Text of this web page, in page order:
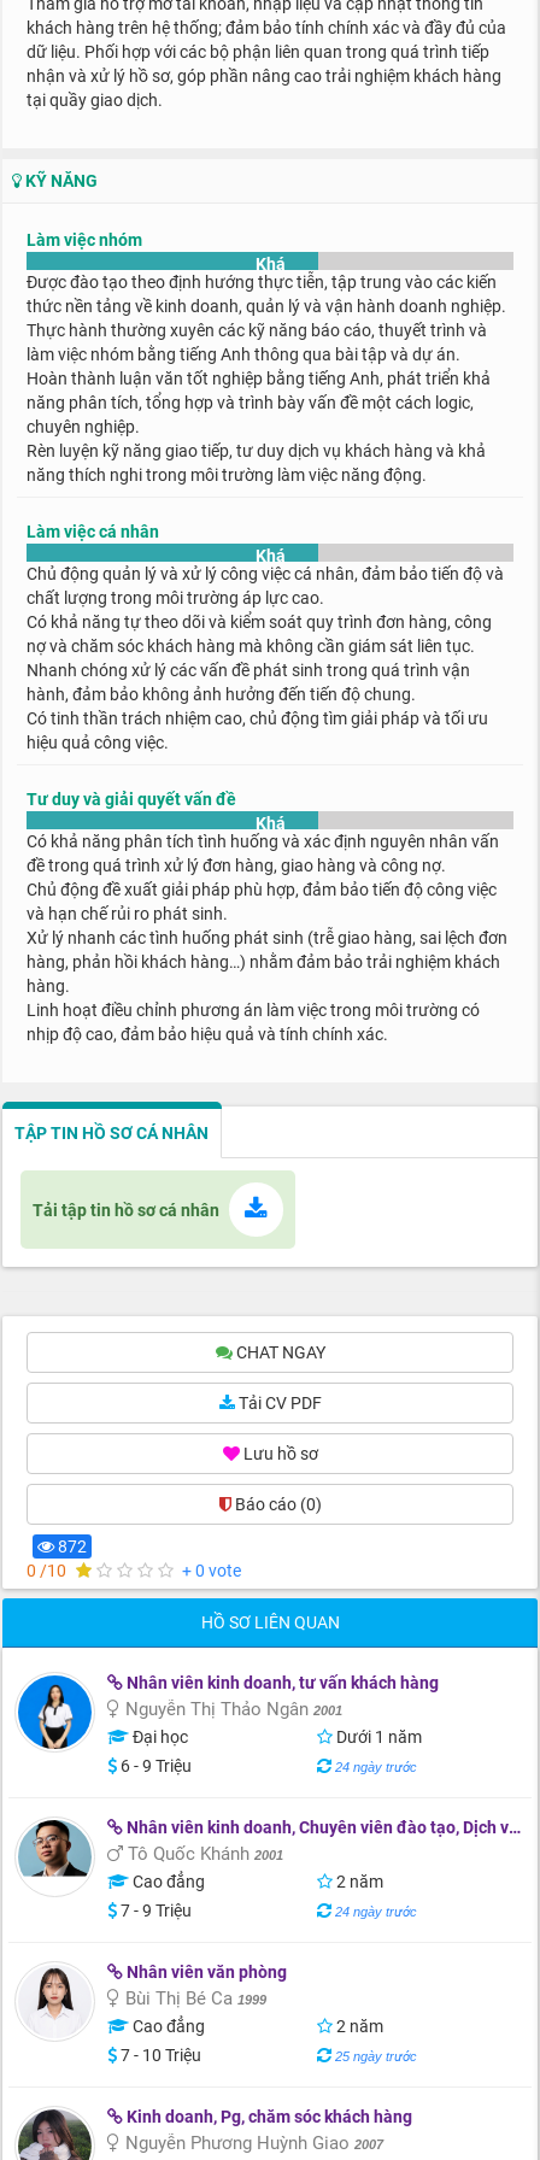
khách hàng trên hệthống; đảm bảo tính chính xác và đầy đủ của
dữ liệu. Phối hợp với các bộ phận liên quan trong quá trình tiếp
nhận và xử lý hồ sơ, góp phần nâng cao trải nghiệm khách hàng
tại quầy giao dịch.
KỸ NĂNG
Làm việc nhóm
Khá
Được đào tạo theo định hướng thực tiễn, tập trung vào các kiến
thức nền tảng về kinh doanh, quản lý và vận hành doanh nghiệp.
Thực hành thường xuyên các kỹ năng báo cáo, thuyết trình và
làm việc nhóm bằng tiếng Anh thông qua bài tập và dự án.
Hoàn thành luận văn tốt nghiệp bằng tiếng Anh, phát triển khả
năng phân tích, tổng hợp và trình bày vấn đề một cách logic,
chuyên nghiệp.
Rèn luyện kỹ năng giao tiếp, tư duy dịch vụ khách hàng và khả
năng thích nghi trong môi trường làm việc năng động.
Làm việc cá nhân
Khá
Chủ động quản lý và xử lý công việc cá nhân, đảm bảo tiến độ và
chất lượng trong môi trường áp lực cao.
Có khả năng tự theo dõi và kiểm soát quy trình đơn hàng, công
nợ và chăm sóc khách hàng mà không cần giám sát liên tục.
Nhanh chóng xử lý các vấn đề phát sinh trong quá trình vận
hành, đảm bảo không ảnh hưởng đến tiến độ chung.
Có tinh thần trách nhiệm cao, chủ động tìm giải pháp và tối ưu
hiệu quả công việc.
Tư duy và giải quyết vấn đề
Khá
Có khả năng phân tích tình huống và xác định nguyên nhân vấn
đề trong quá trình xử lý đơn hàng, giao hàng và công nợ.
Chủ động đề xuất giải pháp phù hợp, đảm bảo tiến độ công việc
và hạn chế rủi ro phát sinh.
Xử lý nhanh các tình huống phát sinh (trễ giao hàng, sai lệch đơn
hàng, phản hồi khách hàng…) nhằm đảm bảo trải nghiệm khách
hàng.
Linh hoạt điều chỉnh phương án làm việc trong môi trường có
nhịp độ cao, đảm bảo hiệu quả và tính chính xác.
TẬP TIN HỒ SƠ CÁ NHÂN
Tải tập tin hồ sơ cá nhân
CHAT NGAY
Tải CV PDF
Lưu hồ sơ
Báo cáo (0)
872
0 /10
+ 0 vote
HỒ SƠ LIÊN QUAN
Nhân viên kinh doanh, tư vấn khách hàng
Nguyễn Thị Thảo Ngân 2001
Đại học
Dưới 1 năm
6 - 9 Triệu
24 ngày trước
Nhân viên kinh doanh, Chuyên viên đào tạo, Dịch vụ khách hàng
Tô Quốc Khánh 2001
Cao đẳng
2 năm
7 - 9 Triệu
24 ngày trước
Nhân viên văn phòng
Bùi Thị Bé Ca 1999
Cao đẳng
2 năm
7 - 10 Triệu
25 ngày trước
Kinh doanh, Pg, chăm sóc khách hàng
Nguyễn Phương Huỳnh Giao 2007